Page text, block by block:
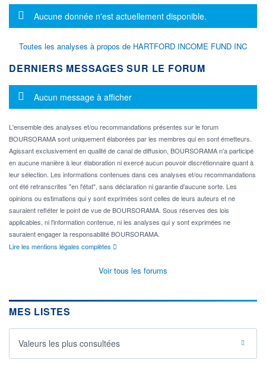
Message d'information
Aucune donnée n'est actuellement disponible.
Toutes les analyses à propos de HARTFORD INCOME FUND INC
DERNIERS MESSAGES SUR LE FORUM
Message d'information
Aucun message à afficher
L'ensemble des analyses et/ou recommandations présentes sur le forum
BOURSORAMA sont uniquement élaborées par les membres qui en sont émetteurs.
Agissant exclusivement en qualité de canal de diffusion, BOURSORAMA n'a participé
en aucune manière à leur élaboration ni exercé aucun pouvoir discrétionnaire quant à
leur sélection. Les informations contenues dans ces analyses et/ou recommandations
ont été retranscrites "en l'état", sans déclaration ni garantie d'aucune sorte. Les
opinions ou estimations qui y sont exprimées sont celles de leurs auteurs et ne
sauraient refléter le point de vue de BOURSORAMA. Sous réserves des lois
applicables, ni l'information contenue, ni les analyses qui y sont exprimées ne
sauraient engager la responsabilité BOURSORAMA.
Lire les mentions légales complètes
Voir tous les forums
MES LISTES
Valeurs les plus consultées